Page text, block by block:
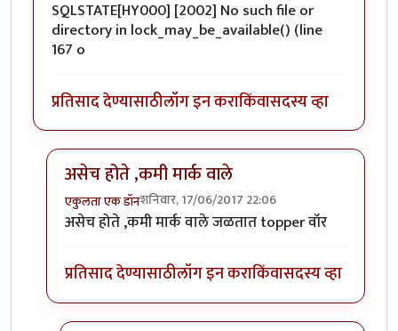
SQLSTATE[HY000] [2002] No such file or
directory in lock_may_be_available() (line
167 o
प्रतिसाद देण्यासाठीलॉग इन कराकिंवासदस्य व्हा
असेच होते ,कमी मार्क वाले
एकुलता एक डॉनशनिवार, 17/06/2017 22:06
In reply toअसले फालतू धागे जागा आणिbyदशानन
असेच होते ,कमी मार्क वाले जळतात topper वॉर
प्रतिसाद देण्यासाठीलॉग इन कराकिंवासदस्य व्हा